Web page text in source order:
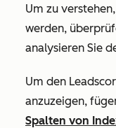
Um zu
werden,
analysieren Sie
Um den
anzuzeigen,
Spalten von